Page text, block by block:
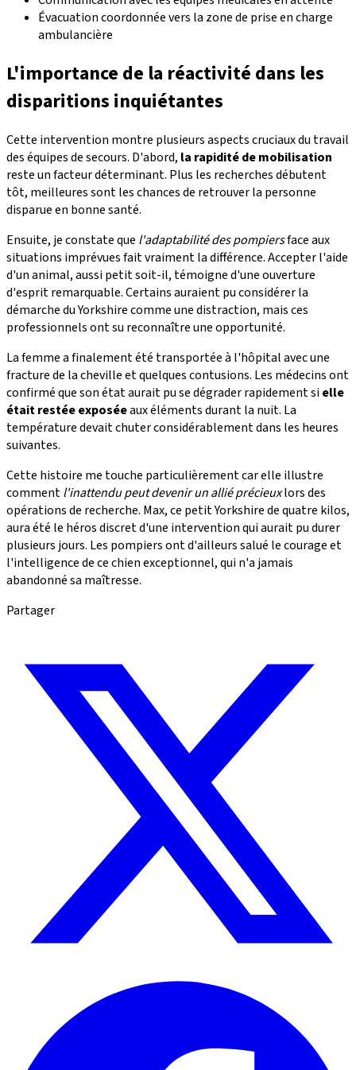
Évacuation coordonnée vers la zone de prise en charge
ambulancière
L'importance de la réactivité dans les
disparitions inquiétantes
Cette intervention montre plusieurs aspects cruciaux du travail
des équipes de secours. D'abord, la rapidité de mobilisation
reste un facteur déterminant. Plus les recherches débutent
tôt, meilleures sont les chances de retrouver la personne
disparue en bonne santé.
Ensuite, je constate que l'adaptabilité des pompiersface aux
situations imprévues fait vraiment la différence. Accepter l'aide
d'un animal, aussi petit soit-il, témoigne d'une ouverture
d'esprit remarquable. Certains auraient pu considérer la
démarche du Yorkshire comme une distraction, mais ces
professionnels ont su reconnaître une opportunité.
La femme a finalement été transportée à l'hôpital avec une
fracture de la cheville et quelques contusions. Les médecins ont
confirmé que son état aurait pu se dégrader rapidement sielle
était restée exposéeaux éléments durant la nuit. La
température devait chuter considérablement dans les heures
suivantes.
Cette histoire me touche particulièrement car elle illustre
commentl'inattendu peut devenir un allié précieuxlors des
opérations de recherche. Max, ce petit Yorkshire de quatre kilos,
aura été le héros discret d'une intervention qui aurait pu durer
plusieurs jours. Les pompiers ont d'ailleurs salué le courage et
l'intelligence de ce chien exceptionnel, qui n'a jamais
abandonné sa maîtresse.
Partager